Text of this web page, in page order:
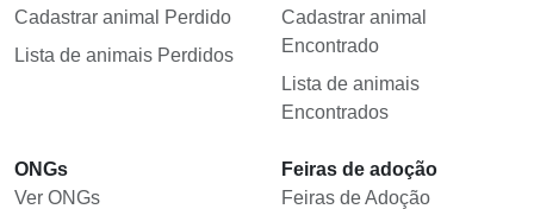
Cadastrar animal Perdido
Lista de animais Perdidos
Cadastrar animal
Encontrado
Lista de animais
Encontrados
ONGs
Ver ONGs
Feiras de adoção
Feiras de Adoção